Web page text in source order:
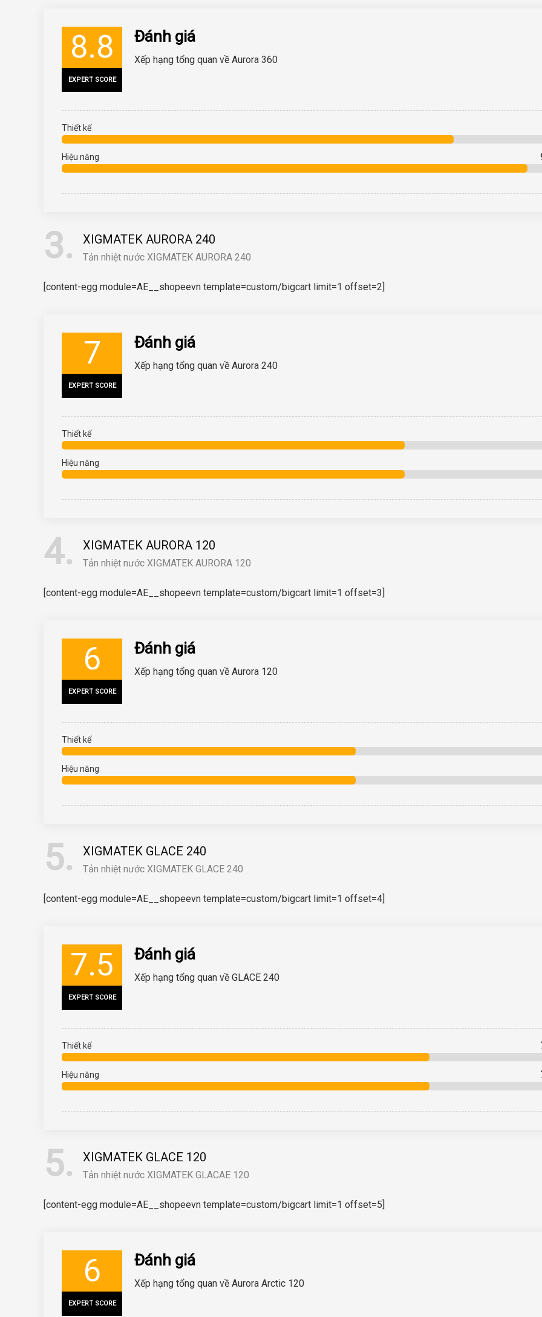
8.8
EXPERT SCORE
Đánh giá
Xếp hạng tổng quan về Aurora 360
Thiết kế
Hiệu năng
3 XIGMATEK AURORA 240
Tản nhiệt nước XIGMATEK AURORA 240
[content-egg module=AE__shopeevn template=custom/bigcart limit=1 offset=2]
7
EXPERT SCORE
Đánh giá
Xếp hạng tổng quan về Aurora 240
Thiết kế
Hiệu năng
4 XIGMATEK AURORA 120
Tản nhiệt nước XIGMATEK AURORA 120
[content-egg module=AE__shopeevn template=custom/bigcart limit=1 offset=3]
6
EXPERT SCORE
Đánh giá
Xếp hạng tổng quan về Aurora 120
Thiết kế
Hiệu năng
5 XIGMATEK GLACE 240
Tản nhiệt nước XIGMATEK GLACE 240
[content-egg module=AE__shopeevn template=custom/bigcart limit=1 offset=4]
7.5
EXPERT SCORE
Đánh giá
Xếp hạng tổng quan về GLACE 240
Thiết kế
Hiệu năng
5 XIGMATEK GLACE 120
Tản nhiệt nước XIGMATEK GLACAE 120
[content-egg module=AE__shopeevn template=custom/bigcart limit=1 offset=5]
6
EXPERT SCORE
Đánh giá
Xếp hạng tổng quan về Aurora Arctic 120